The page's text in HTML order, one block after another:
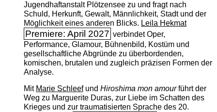
Jugendhaftanstalt Plötzensee zu und fragt nach
Schuld, Herkunft, Gewalt, Männlichkeit, Stadt und der
Möglichkeit eines anderen Blicks. Leila Hekmat
Premiere: April 2027 verbindet Oper,
Performance, Glamour, Bühnenbild, Kostüm und
gesellschaftliche Abgründe zu überbordenden,
komischen, brutalen und zugleich präzisen Formen der
Analyse.
Mit Marie Schleefund Hiroshima mon amourführt der
Weg zu Marguerite Duras, zur Liebe im Schatten des
Krieges und zur traumatisierten Sprache des 20.